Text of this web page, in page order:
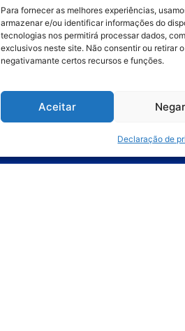
Para fornecer as melhores experiências,
armazenar e/ou identificar informações do
tecnologias nos permitirá processar dados,
exclusivos neste site. Não consentir ou retirar
negativamante certos recursos e funções.
Aceitar Negar
Declaração de
Dispositivos
Linha Compacta